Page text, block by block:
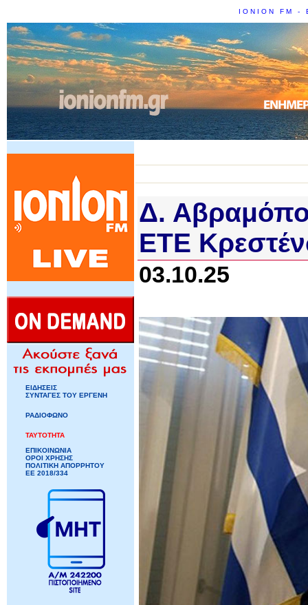
IONION FM -
ΕΙΔΗΣΕΙΣ
ΣΥΝΤΑΓΕΣ ΤΟΥ ΕΡΓΕΝΗ
ΡΑΔΙΟΦΩΝΟ
ΤΑΥΤΟΤΗΤΑ
ΕΠΙΚΟΙΝΩΝΙΑ
ΟΡΟΙ ΧΡΗΣΗΣ
ΠΟΛΙΤΙΚΗ ΑΠΟΡΡΗΤΟΥ
ΕΕ 2018/334
Δ.
ΕΤΕ
03.10.25